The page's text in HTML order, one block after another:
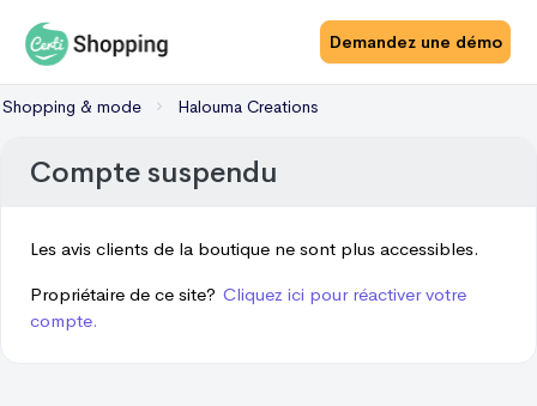
Demandez une démo
Shopping & mode Halouma Creations
Compte suspendu
Les avis clients de la boutique ne sont plus accessibles.
Propriétaire de ce site? Cliquez ici pour réactiver votre
compte.